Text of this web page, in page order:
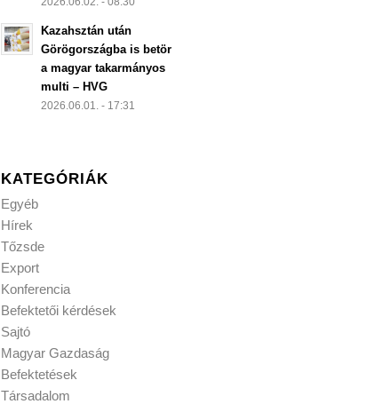
Kazahsztán után
Görögországba is betör
a magyar takarmányos
multi – HVG
2026.06.01. - 17:31
KATEGÓRIÁK
Egyéb
Hírek
Tőzsde
Export
Konferencia
Befektetői kérdések
Sajtó
Magyar Gazdaság
Befektetések
Társadalom